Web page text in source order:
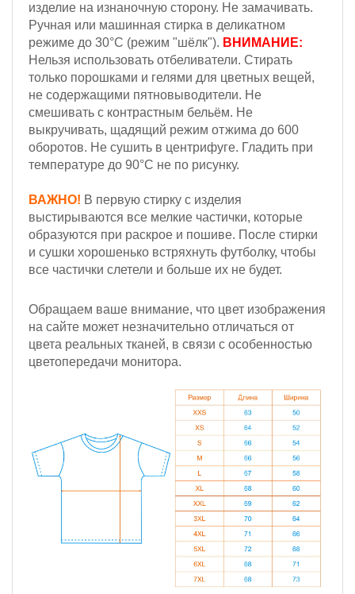
изделие на изнаночную сторону. Не замачивать.
Ручная или машинная стирка в деликатном
режиме до 30°С (режим "шёлк"). ВНИМАНИЕ:
Нельзя использовать отбеливатели. Стирать
только порошками и гелями для цветных вещей,
не содержащими пятновыводители. Не
смешивать с контрастным бельём. Не
выкручивать, щадящий режим отжима до 600
оборотов. Не сушить в центрифуге. Гладить при
температуре до 90°С не по рисунку.
ВАЖНО! В первую стирку с изделия
выстирываются все мелкие частички, которые
образуются при раскрое и пошиве. После стирки
и сушки хорошенько встряхнуть футболку, чтобы
все частички слетели и больше их не будет.
Обращаем ваше внимание, что цвет изображения
на сайте может незначительно отличаться от
цвета реальных тканей, в связи с особенностью
цветопередачи монитора.